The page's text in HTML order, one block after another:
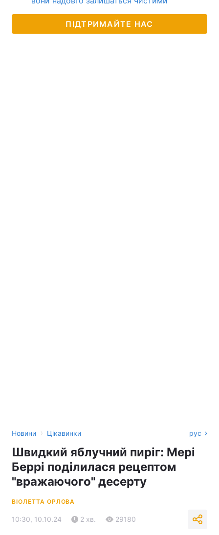
ПІДТРИМАЙТЕ НАС
Новини › Цікавинки рус
Швидкий яблучний пиріг: Мері
Беррі поділилася рецептом
"вражаючого" десерту
ВІОЛЕТТА ОРЛОВА
10:30, 10.10.24 2 хв. 29180